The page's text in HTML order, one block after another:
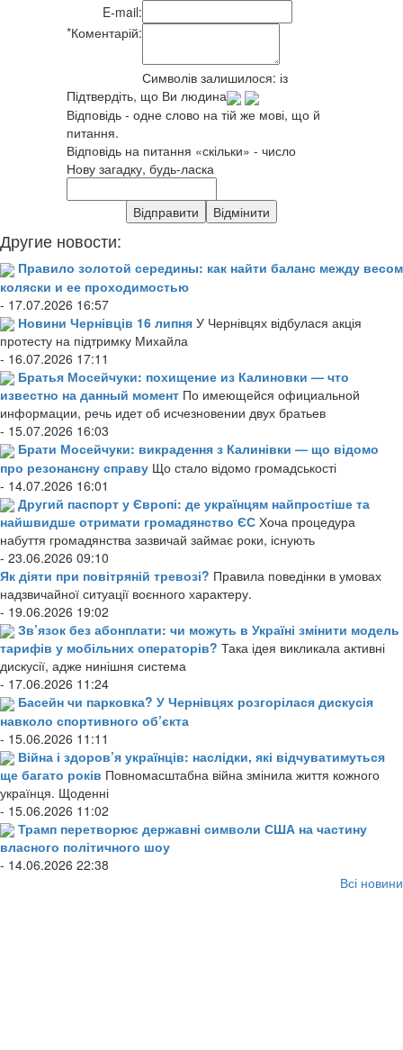
E-mail:
*Коментарій:
Символів залишилося: із
Підтвердіть, що Ви людина
Відповідь - одне слово на тій же мові, що й
питання.
Відповідь на питання «скільки» - число
Нову загадку, будь-ласка
Другие новости:
Правило золотой середины: как найти баланс между весом
коляски и ее проходимостью
- 17.07.2026 16:57
Новини Чернівців 16 липня У Чернівцях відбулася акція
протесту на підтримку Михайла
- 16.07.2026 17:11
Братья Мосейчуки: похищение из Калиновки — что
известно на данный момент По имеющейся официальной
информации, речь идет об исчезновении двух братьев
- 15.07.2026 16:03
Брати Мосейчуки: викрадення з Калинівки — що відомо
про резонансну справу Що стало відомо громадськості
- 14.07.2026 16:01
Другий паспорт у Європі: де українцям найпростіше та
найшвидше отримати громадянство ЄС Хоча процедура
набуття громадянства зазвичай займає роки, існують
- 23.06.2026 09:10
Як діяти при повітряній тревозі? Правила поведінки в умовах
надзвичайної ситуації воєнного характеру.
- 19.06.2026 19:02
Зв’язок без абонплати: чи можуть в Україні змінити модель
тарифів у мобільних операторів? Така ідея викликала активні
дискусії, адже нинішня система
- 17.06.2026 11:24
Басейн чи парковка? У Чернівцях розгорілася дискусія
навколо спортивного об’єкта
- 15.06.2026 11:11
Війна і здоров’я українців: наслідки, які відчуватимуться
ще багато років Повномасштабна війна змінила життя кожного
українця. Щоденні
- 15.06.2026 11:02
Трамп перетворює державні символи США на частину
власного політичного шоу
- 14.06.2026 22:38
Всі новини